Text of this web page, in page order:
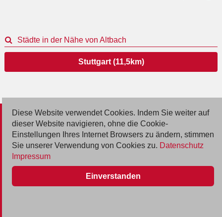
Städte in der Nähe von Altbach
Stuttgart (11,5km)
© 2026 Deutsche Jobmarkt GmbH
Inserieren
Kontakt
AGB
Diese Website verwendet Cookies. Indem Sie weiter auf
dieser Website navigieren, ohne die Cookie-
Einstellungen Ihres Internet Browsers zu ändern, stimmen
Sie unserer Verwendung von Cookies zu. Datenschutz
Impressum
Einverstanden